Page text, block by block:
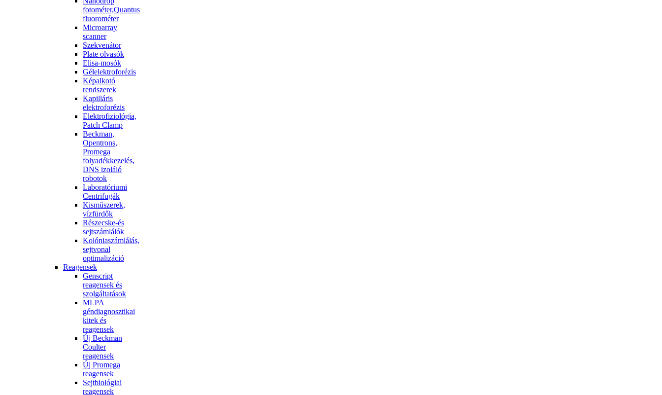
fotométer,Quantus
fluorométer
Microarray
scanner
Szekvenátor
Plate olvasók
Elisa-mosók
Gélelektroforézis
Képalkotó
rendszerek
Kapilláris
elektroforézis
Elektrofiziológia,
Patch Clamp
Beckman,
Opentrons,
Promega
folyadékkezelés,
DNS izoláló
robotok
Laboratóriumi
Centrifugák
Kisműszerek,
vízfürdők
Részecske-és
sejtszámlálók
Kolóniaszámlálás,
sejtvonal
optimalizáció
Reagensek
Genscript
reagensek és
szolgáltatások
MLPA
géndiagnosztikai
kitek és
reagensek
Új Beckman
Coulter
reagensek
Új Promega
reagensek
Sejtbiológiai
reagensek